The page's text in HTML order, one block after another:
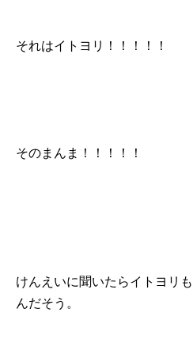
それはイトヨリ！！！！！
そのまんま！！！！！
けんえいに聞いたらイトヨリ
んだそう。